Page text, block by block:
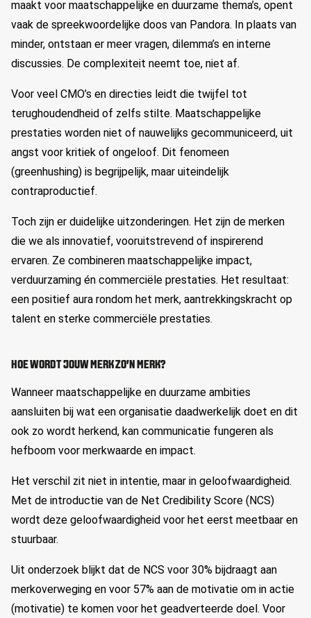
maakt voor maatschappelijke en duurzame thema’s, opent
vaak de spreekwoordelijke doos van Pandora. In plaats van
minder, ontstaan er meer vragen, dilemma’s en interne
discussies. De complexiteit neemt toe, niet af.
Voor veel CMO’s en directies leidt die twijfel tot
terughoudendheid of zelfs stilte. Maatschappelijke
prestaties worden niet of nauwelijks gecommuniceerd, uit
angst voor kritiek of ongeloof. Dit fenomeen
(greenhushing) is begrijpelijk, maar uiteindelijk
contraproductief.
Toch zijn er duidelijke uitzonderingen. Het zijn de merken
die we als innovatief, vooruitstrevend of inspirerend
ervaren. Ze combineren maatschappelijke impact,
verduurzaming én commerciële prestaties. Het resultaat:
een positief aura rondom het merk, aantrekkingskracht op
talent en sterke commerciële prestaties.
HOE WORDT JOUW MERK ZO’N MERK?
Wanneer maatschappelijke en duurzame ambities
aansluiten bij wat een organisatie daadwerkelijk doet en dit
ook zo wordt herkend, kan communicatie fungeren als
hefboom voor merkwaarde en impact.
Het verschil zit niet in intentie, maar in geloofwaardigheid.
Met de introductie van de Net Credibility Score (NCS)
wordt deze geloofwaardigheid voor het eerst meetbaar en
stuurbaar.
Uit onderzoek blijkt dat de NCS voor 30% bijdraagt aan
merkoverweging en voor 57% aan de motivatie om in actie
(motivatie) te komen voor het geadverteerde doel. Voor